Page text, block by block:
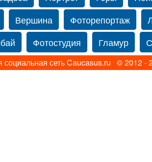
Вершина Фоторепортаж
Фотостудия Гламур
Перевал Свадьба фото
социальная сеть Caucasus.ru © 2012 -